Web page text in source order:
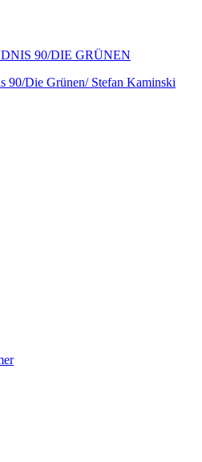
90/DIE GRÜNEN
90/Die Grünen/ Stefan Kaminski